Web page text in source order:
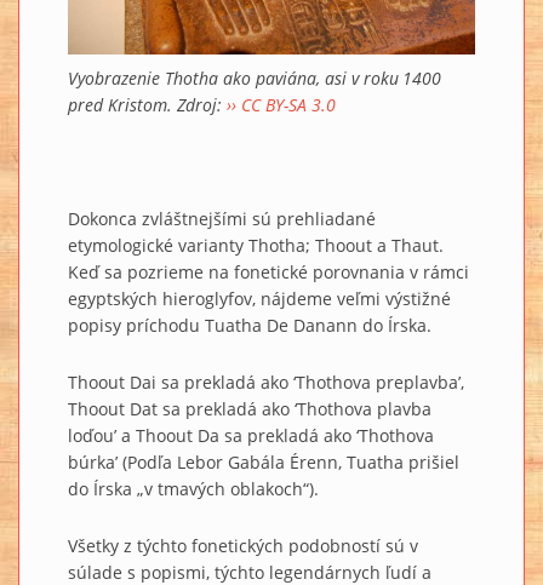
Vyobrazenie Thotha ako paviána, asi v roku 1400
pred Kristom. Zdroj: ›› CC BY-SA 3.0
Dokonca zvláštnejšími sú prehliadané
etymologické varianty Thotha; Thoout a Thaut.
Keď sa pozrieme na fonetické porovnania v rámci
egyptských hieroglyfov, nájdeme veľmi výstižné
popisy príchodu Tuatha De Danann do Írska.
Thoout Dai sa prekladá ako ‘Thothova preplavba’,
Thoout Dat sa prekladá ako ‘Thothova plavba
loďou’ a Thoout Da sa prekladá ako ‘Thothova
búrka’ (Podľa Lebor Gabála Érenn, Tuatha prišiel
do Írska „v tmavých oblakoch“).
Všetky z týchto fonetických podobností sú v
súlade s popismi, týchto legendárnych ľudí a